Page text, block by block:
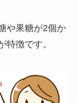
や果糖が2個か
特徴です。